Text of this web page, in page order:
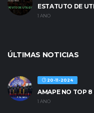
ESTATUTO DE
1 ANO
ÚLTIMAS NOTICIAS
20-11-2024
AMAPE NO TOP 8
1 ANO